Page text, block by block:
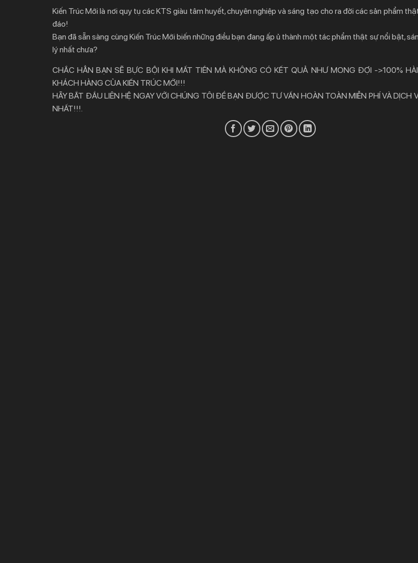
Kiến Trúc Mới là nơi quy tụ các KTS giàu tâm huyết, chuyên nghiệp và sáng tạo cho ra đời các sản phẩm
đáo!
Bạn đã sẵn sàng cùng Kiến Trúc Mới biến những điều bạn đang ấp ủ thành một tác phẩm thật sự nổi bật,
lý nhất chưa?
CHẮC HẲN BẠN SẼ BỰC BỘI KHI MẤT TIỀN MÀ KHÔNG CÓ KẾT QUẢ NHƯ MONG ĐỢI ->100%
KHÁCH HÀNG CỦA KIẾN TRÚC MỚI!!!
HÃY BẮT ĐẦU LIÊN HỆ NGAY VỚI CHÚNG TÔI ĐỂ BẠN ĐƯỢC TƯ VẤN HOÀN TOÀN MIỄN PHÍ VÀ DỊCH
NHẤT!!!.